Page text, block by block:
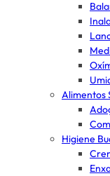
Alimentos
Higiene